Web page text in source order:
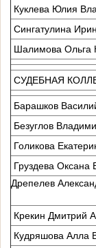
Куклева Юлия
Сингатулина
Шалимова Ольга
СУДЕБНАЯ
Барашков
Безуглов
Голикова
Груздева Оксана
Дрепелев
Крекин Дмитрий
Кудряшова Алла